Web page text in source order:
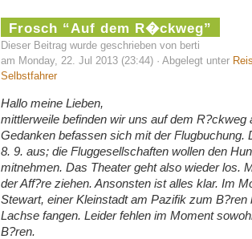
Frosch “Auf dem R�ckweg”
Dieser Beitrag wurde geschrieben von berti
am Monday, 22. Jul 2013 (23:44) · Abgelegt unter
Selbstfahrer
Hallo meine Lieben,
mittlerweile befinden wir uns auf dem
Gedanken befassen sich mit der Flugbuchung.
8. 9. aus; die Fluggesellschaften wollen den
mitnehmen. Das Theater geht also wieder los.
der Aff?re ziehen. Ansonsten ist alles klar. Im
Stewart, einer Kleinstadt am Pazifik zum B?ren
Lachse fangen. Leider fehlen im Moment
B?ren.